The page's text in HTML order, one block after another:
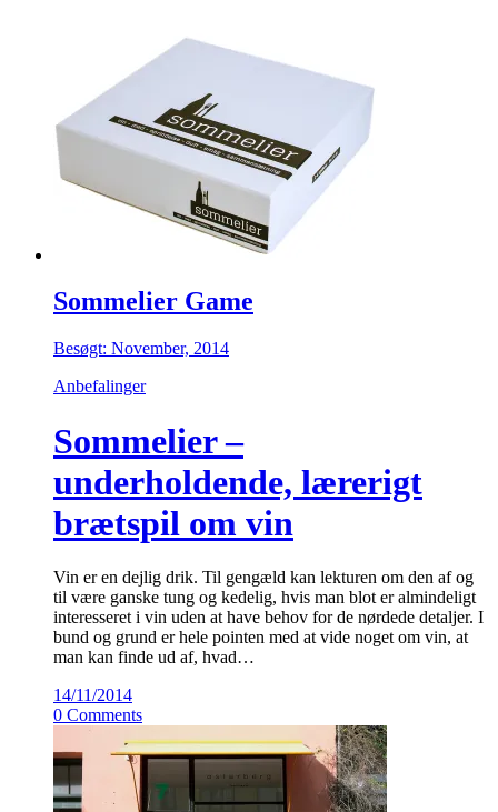
Sommelier Game
Besøgt: November, 2014
Anbefalinger
Sommelier –
underholdende, lærerigt
brætspil om vin
Vin er en dejlig drik. Til gengæld kan lekturen om den af og
til være ganske tung og kedelig, hvis man blot er almindeligt
interesseret i vin uden at have behov for de nørdede detaljer. I
bund og grund er hele pointen med at vide noget om vin, at
man kan finde ud af, hvad…
14/11/2014
0 Comments